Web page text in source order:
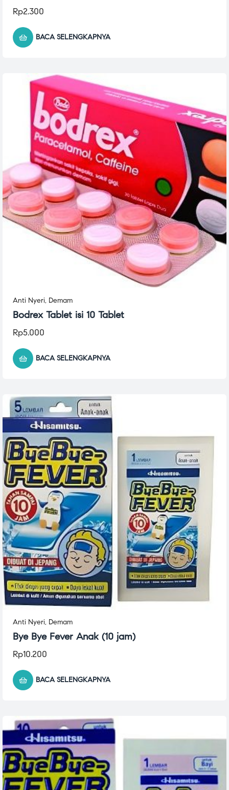
Rp2.300
BACA SELENGKAPNYA
Anti Nyeri, Demam
Bodrex Tablet isi 10 Tablet
Rp5.000
BACA SELENGKAPNYA
Anti Nyeri, Demam
Bye Bye Fever Anak (10 jam)
Rp10.200
BACA SELENGKAPNYA